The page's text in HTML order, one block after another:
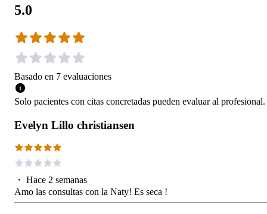
5.0
Basado en 7 evaluaciones
Solo pacientes con citas concretadas pueden evaluar al profesional.
Evelyn Lillo christiansen
・ Hace 2 semanas
Amo las consultas con la Naty! Es seca !